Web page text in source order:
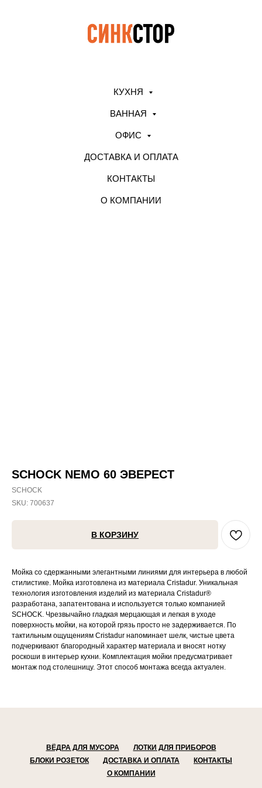
КУХНЯ
ВАННАЯ
ОФИС
ДОСТАВКА И ОПЛАТА
КОНТАКТЫ
О КОМПАНИИ
SCHOCK NEMO 60 ЭВЕРЕСТ
SCHOCK
SKU: 700637
В КОРЗИНУ
Мойка со сдержанными элегантными линиями для интерьера в любой
стилистике. Мойка изготовлена из материала Cristadur. Уникальная
технология изготовления изделий из материала Cristadur®
разработана, запатентована и используется только компанией
SCHOCK. Чрезвычайно гладкая мерцающая и легкая в уходе
поверхность мойки, на которой грязь просто не задерживается. По
тактильным ощущениям Cristadur напоминает шелк, чистые цвета
подчеркивают благородный характер материала и вносят нотку
роскоши в интерьер кухни. Комплектация мойки предусматривает
монтаж под столешницу. Этот способ монтажа всегда актуален.
ВЁДРА ДЛЯ МУСОРА
ЛОТКИ ДЛЯ ПРИБОРОВ
БЛОКИ РОЗЕТОК
ДОСТАВКА И ОПЛАТА
КОНТАКТЫ
О КОМПАНИИ